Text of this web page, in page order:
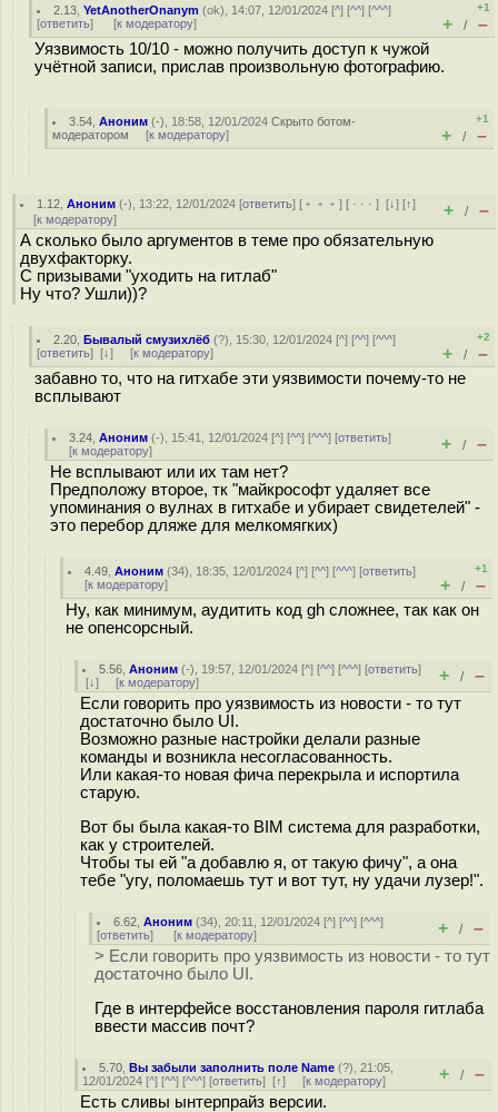
2.13 ,YetAnotherOnanym (ok), 14:07, 12/01/2024 [^] [^^] [^^^]
[ответить] [к модератору]
+1
+ / –
Уязвимость 10/10 - можно получить доступ к чужой
учётной записи, прислав произвольную фотографию.
3.54 ,Аноним (-), 18:58, 12/01/2024Скрыто ботом-
модератором [к модератору]
+1
+ / –
1.12 ,Аноним (-), 13:22, 12/01/2024 [ответить] [ ﹢﹢﹢] [ · · ·][↓] [↑]
[к модератору] + / –
А сколько было аргументов в теме про обязательную
двухфакторку.
С призывами "уходить на гитлаб"
Ну что? Ушли))?
2.20 ,Бывалый смузихлёб (?), 15:30, 12/01/2024 [^] [^^] [^^^]
[ответить] [↓] [к модератору]
+2
+ / –
забавно то, что на гитхабе эти уязвимости почему-то не
всплывают
3.24 ,Аноним (-), 15:41, 12/01/2024 [^] [^^] [^^^] [ответить]
[к модератору] + / –
Не всплывают или их там нет?
Предположу второе, тк "майкрософт удаляет все
упоминания о вулнах в гитхабе и убирает свидетелей" -
это перебор дляже для мелкомягких)
4.49 ,Аноним (34), 18:35, 12/01/2024 [^] [^^] [^^^] [ответить]
[к модератору]
+1
+ / –
Ну, как минимум, аудитить код gh сложнее, так как он
не опенсорсный.
5.56 ,Аноним (-), 19:57, 12/01/2024 [^] [^^] [^^^] [ответить]
[↓] [к модератору] + / –
Если говорить про уязвимость из новости - то тут
достаточно было UI.
Возможно разные настройки делали разные
команды и возникла несогласованность.
Или какая-то новая фича перекрыла и испортила
старую.
Вот бы была какая-то BIM система для разработки,
как у строителей.
Чтобы ты ей "а добавлю я, от такую фичу", а она
тебе "угу, поломаешь тут и вот тут, ну удачи лузер!".
6.62 ,Аноним (34), 20:11, 12/01/2024 [^] [^^] [^^^]
[ответить] [к модератору] + / –
> Если говорить про уязвимость из новости - то тут
достаточно было UI.
Где в интерфейсе восстановления пароля гитлаба
ввести массив почт?
5.70 ,Вы забыли заполнить поле Name (?), 21:05,
12/01/2024 [^] [^^] [^^^] [ответить] [↑] [к модератору] + / –
Есть сливы ынтерпрайз версии.